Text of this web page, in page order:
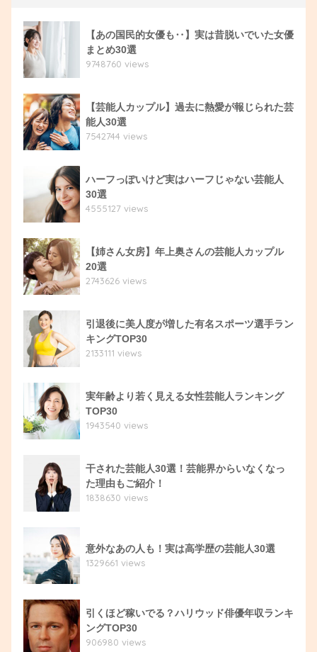
【あの国民的女優も‥】実は昔脱いでいた女優
まとめ30選
9748760 views
【芸能人カップル】過去に熱愛が報じられた芸
能人30選
7542744 views
ハーフっぽいけど実はハーフじゃない芸能人
30選
4555127 views
【姉さん女房】年上奥さんの芸能人カップル
20選
2743626 views
引退後に美人度が増した有名スポーツ選手ラン
キングTOP30
2133111 views
実年齢より若く見える女性芸能人ランキング
TOP30
1943540 views
干された芸能人30選！芸能界からいなくなっ
た理由もご紹介！
1838630 views
意外なあの人も！実は高学歴の芸能人30選
1329661 views
引くほど稼いでる？ハリウッド俳優年収ランキ
ングTOP30
906980 views